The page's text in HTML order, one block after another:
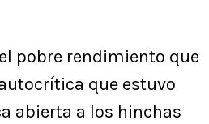
pobre rendimiento que
que estuvo
abierta a los hinchas